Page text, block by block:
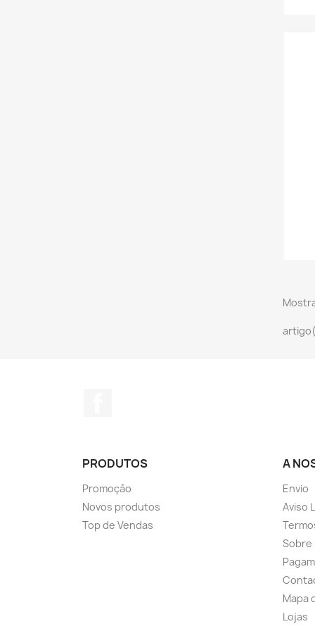
PRODUTOS
Promoção
Novos produtos
Top de Vendas
A
Envio
Aviso
Sobre
Mapa
Lojas